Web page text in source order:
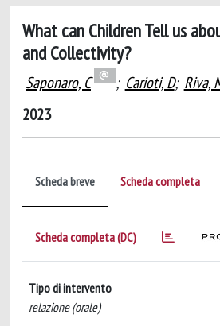
What can Children Tell us
and Collectivity?
Saponaro, C ; Carioti, D; Riva,
2023
Scheda breve Scheda completa
Scheda completa (DC)
Tipo di intervento
relazione (orale)